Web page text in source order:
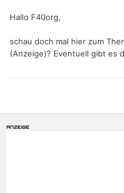
Hallo F40org,
schau doch mal hier zum
(Anzeige)? Eventuell gibt es